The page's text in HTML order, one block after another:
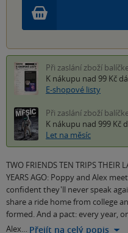
Při zaslání zboží
K nákupu nad 99 Kč
E-shopové listy
Při zaslání zboží
K nákupu nad 999 Kč
Let na měsíc
TWO FRIENDS TEN TRIPS THEIR
YEARS AGO: Poppy and Alex
confident they'll never speak
share a ride home from college
formed. And a pact: every year,
Alex… Přejít na celý popis